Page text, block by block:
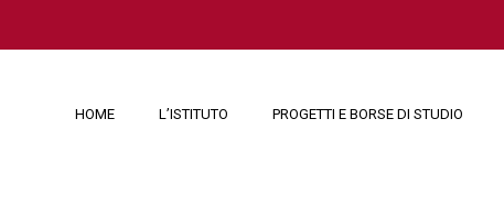
HOME L’ISTITUTO PROGETTI E BORSE DI STUDIO